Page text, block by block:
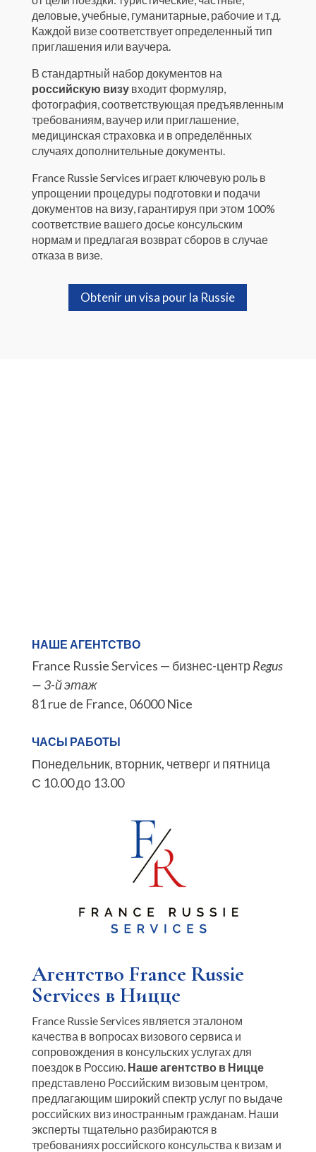
деловые, учебные, гуманитарные, рабочие и т.д.
Каждой визе соответствует определенный тип
приглашения или ваучера.
В стандартный набор документов на
российскую визувходит формуляр,
фотография, соответствующая предъявленным
требованиям, ваучер или приглашение,
медицинская страховка и в определённых
случаях дополнительные документы.
France Russie Services играет ключевую роль в
упрощении процедуры подготовки и подачи
документов на визу, гарантируя при этом 100%
соответствие вашего досье консульским
нормам и предлагая возврат сборов в случае
отказа в визе.
Obtenir un visa pour la Russie
НАШЕ АГЕНТСТВО
France Russie Services — бизнес-центрRegus
— 3-й этаж
81 rue de France, 06000 Nice
ЧАСЫ РАБОТЫ
Понедельник, вторник, четверг и пятница
С 10.00 до 13.00
Агентство France Russie
Services в Ницце
France Russie Services является эталоном
качества в вопросах визового сервиса и
сопровождения в консульских услугах для
поездок в Россию. Наше агентство в Ницце
представлено Российским визовым центром,
предлагающим широкий спектр услуг по выдаче
российских виз иностранным гражданам. Наши
эксперты тщательно разбираются в
требованиях российского консульства к визам и